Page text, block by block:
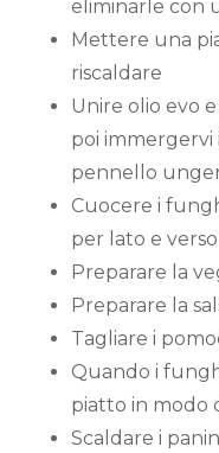
eliminarle con
Mettere una
riscaldare
Unire olio evo
poi immergervi
pennello
Cuocere i
per lato e
Preparare la
Preparare la
Tagliare i
Quando i
piatto in modo
Scaldare i